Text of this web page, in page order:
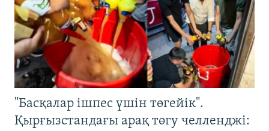
"Басқалар ішпес үшін төгейік".
Қырғызстандағы арақ төгу челленджі: